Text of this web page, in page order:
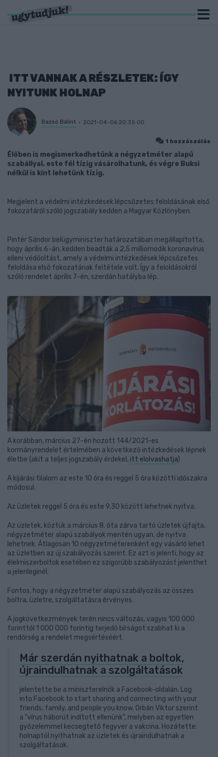
ITT VANNAK A RÉSZLETEK: ÍGY
NYITUNK HOLNAP
Bazsó Bálint 2021-04-06 20:35:00
1 hozzászólás
Élőben is megismerkedhetünk a négyzetméter alapú
szabállyal, este fél tízig vásárolhatunk, és végre Buksi
nélkül is kint lehetünk tízig.
Megjelent a védelmi intézkedések lépcsőzetes feloldásának első
fokozatáról szóló jogszabály kedden a Magyar Közlönyben.
Pintér Sándor belügyminiszter határozatában megállapította,
hogy április 6-án, kedden beadták a 2,5 milliomodik koronavírus
elleni védőoltást, amely a védelmi intézkedések lépcsőzetes
feloldása első fokozatának feltétele volt. Így a feloldásokról
szóló rendelet április 7-én, szerdán hatályba lép.
A korábban, március 27-én hozott 144/2021-es
kormányrendelet értelmében a következő intézkedések lépnek
életbe (akit a teljes jogszabály érdekel, itt elolvashatja)
A kijárási tilalom az este 10 óra és reggel 5 óra közötti időszakra
módosul.
Az üzletek reggel 5 óra és este 9.30 között lehetnek nyitva.
Az üzletek, köztük a március 8. óta zárva tartó üzletek újfajta,
négyzetméter alapú szabályok mentén ugyan, de nyitva
lehetnek. Átlagosan 10 négyzetméterenként egy vásárló lehet
az üzletben az új szabályozás szerint. Ez azt is jelenti, hogy az
élelmiszerboltok esetében ez szigorúbb szabályozást jelenthet
a jelenleginél.
Fontos, hogy a négyzetméter alapú szabályozás az összes
boltra, üzletre, szolgáltatásra érvényes.
A jogkövetkezmények terén nincs változás, vagyis 100 000
forinttól 1 000 000 forintig terjedő bírságot szabhat ki a
rendőrség a rendelet megsértéséért.
Már szerdán nyithatnak a boltok,
újraindulhatnak a szolgáltatások
jelentette be a miniszterelnök a Facebook-oldalán. Log
into Facebook to start sharing and connecting with your
friends, family, and people you know. Orbán Viktor szerint
a "vírus háborút indított ellenünk", melyben az egyetlen
győzelemmel kecsegtető fegyver a vakcina. Hozátette:
holnaptól nyithatnak az üzletek és újraindulhatnak a
szolgáltatások.